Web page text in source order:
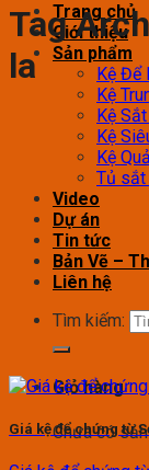
Trang chủ
Giới thiệu
Sản phẩm
Kệ Để
Kệ
Kệ
Kệ
Kệ
Tủ sắt
Video
Dự án
Tin tức
Bản Vẽ –
Liên hệ
Tìm kiếm:
Giỏ hàng
Chưa có
Tag
la
Giá kệ để chứng từ